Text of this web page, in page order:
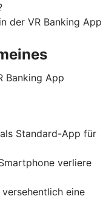
der VR Banking App
Banking App
Standard-App für
verliere
eine